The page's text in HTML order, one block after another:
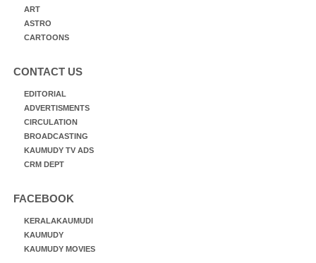
ART
ASTRO
CARTOONS
CONTACT US
EDITORIAL
ADVERTISMENTS
CIRCULATION
BROADCASTING
KAUMUDY TV ADS
CRM DEPT
FACEBOOK
KERALAKAUMUDI
KAUMUDY
KAUMUDY MOVIES